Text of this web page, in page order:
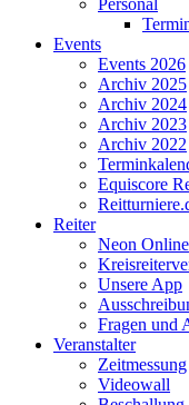
Personal
Events
Events 2026
Archiv 2025
Archiv 2024
Archiv 2023
Archiv 2022
Equiscore
Reiter
Neon Online
Unsere App
Fragen und
Veranstalter
Zeitmessung
Videowall